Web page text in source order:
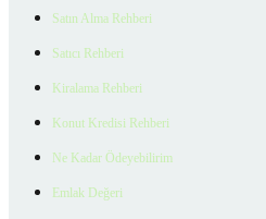
Satın Alma Rehberi
Satıcı Rehberi
Kiralama Rehberi
Konut Kredisi Rehberi
Ne Kadar Ödeyebilirim
Emlak Değeri